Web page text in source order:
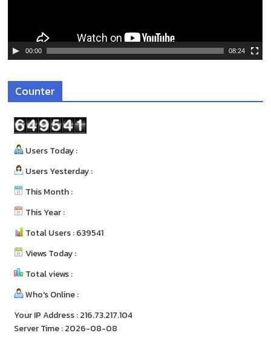
ดี
00:00 08:24
Counter
Users Today :
Users Yesterday :
This Month :
This Year :
Total Users : 639541
Views Today :
Total views :
Who's Online :
Your IP Address : 216.73.217.104
Server Time : 2026-08-08